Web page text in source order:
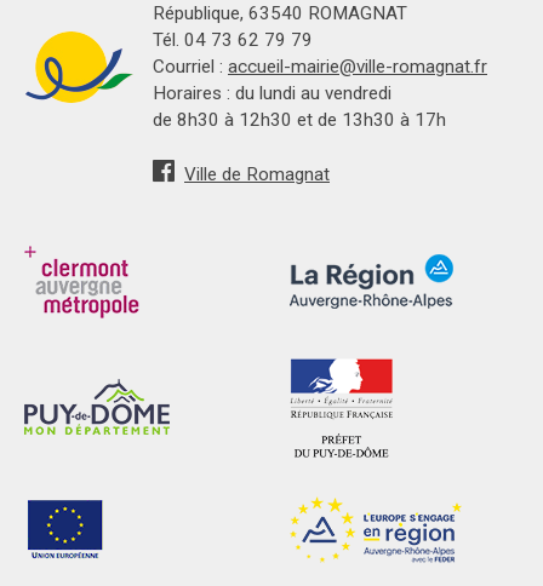
République, 63540 ROMAGNAT
Tél. 04 73 62 79 79
Courriel : accueil-mairie@ville-romagnat.fr
Horaires : du lundi au vendredi
de 8h30 à 12h30 et de 13h30 à 17h
Ville de Romagnat